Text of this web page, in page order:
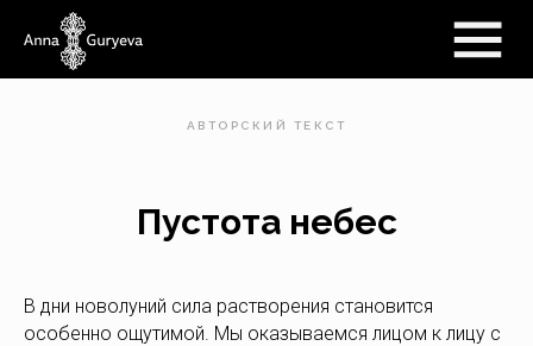
АВТОРСКИЙ ТЕКСТ
Пустота небес
В дни новолуний сила растворения становится
особенно ощутимой. Мы оказываемся лицом к лицу с